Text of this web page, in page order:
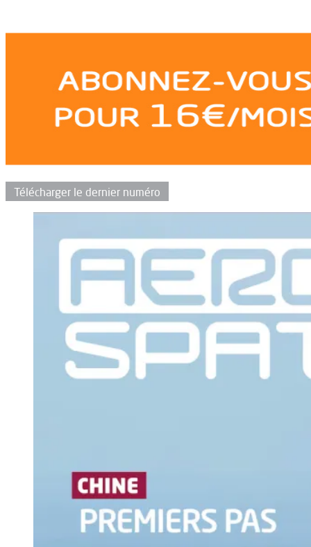
Télécharger le dernier numéro